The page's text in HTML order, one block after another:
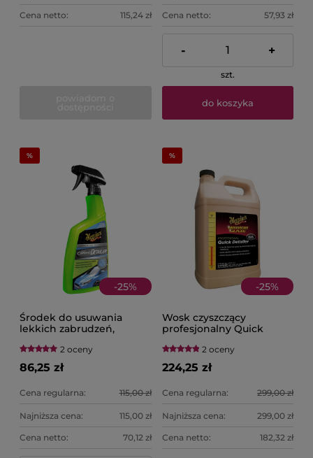
Cena netto: 115,24 zł Cena netto: 57,93 zł
- +
szt.
do koszyka
-25%
Środek do usuwania
lekkich zabrudzeń,
zwiększenia ochrony
768ML MEGUIAR'S Hybrid
Ceramic Detailer
2 oceny
86,25 zł
Cena regularna: 115,00 zł
Najniższa cena: 115,00 zł
Cena netto: 70,12 zł
-25%
Wosk czyszczący
profesjonalny Quick
2 oceny
224,25 zł
Cena regularna: 299,00 zł
Najniższa cena: 299,00 zł
Cena netto: 182,32 zł